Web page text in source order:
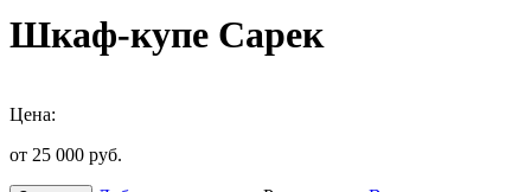
Шкаф-купе Сарек
Цена:
от 25 000 руб.